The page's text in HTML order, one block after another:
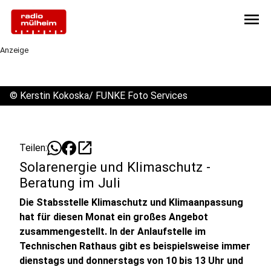
menu
Anzeige
© Kerstin Kokoska/ FUNKE Foto Services
Teilen: open_in_new
Solarenergie und Klimaschutz -
Beratung im Juli
Die Stabsstelle Klimaschutz und Klimaanpassung
hat für diesen Monat ein großes Angebot
zusammengestellt. In der Anlaufstelle im
Technischen Rathaus gibt es beispielsweise immer
dienstags und donnerstags von 10 bis 13 Uhr und